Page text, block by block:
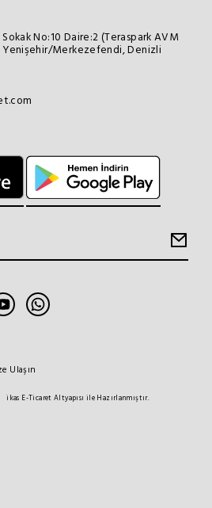
No:10 Daire:2 (Teraspark AVM
Yenişehir/Merkezefendi, Denizli
ikas E-Ticaret Altyapısı ile Hazırlanmıştır.
Ulaşın